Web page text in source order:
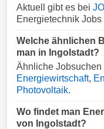
Aktuell gibt es bei
Energietechnik Jobs
Welche ähnlichen
man in Ingolstadt?
Ähnliche Jobsuchen
Energiewirtschaft,
Photovoltaik.
Wo findet man
von Ingolstadt?